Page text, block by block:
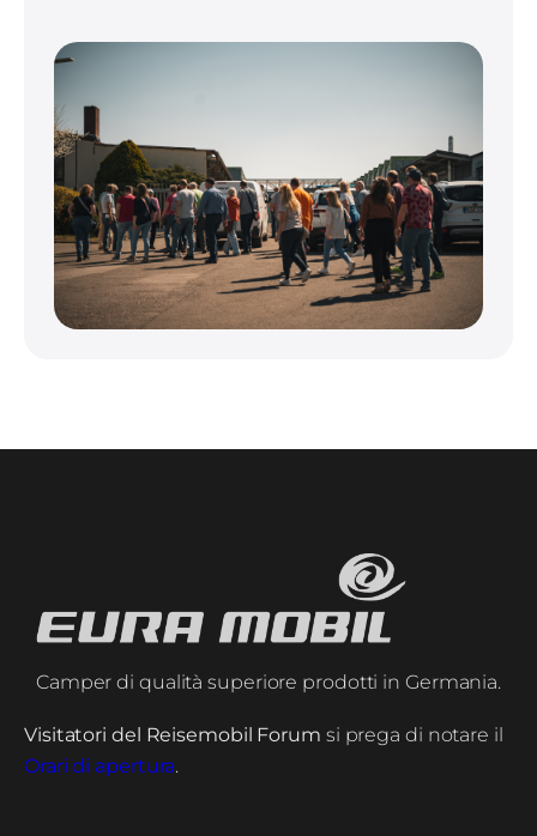
Camper di qualità superiore prodotti in Germania.
Visitatori del Reisemobil Forum si prega di notare il
Orari di apertura.